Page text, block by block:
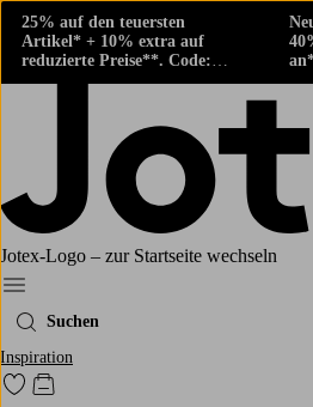
25% auf den teuersten
Artikel* + 10% extra auf
reduzierte Preise**. Code:
424882
Jotex-Logo – zur Startseite wechseln
Ellos‘ Menü
Suchen
Inspiration
Zu den als Favoriten markierten
Zum Warenkorb